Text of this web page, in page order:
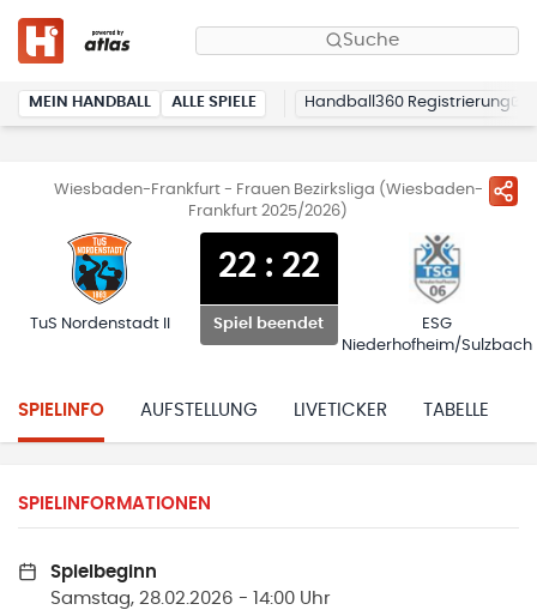
Suche
MEIN HANDBALL ALLE SPIELE Handball360 Registrierung
Wiesbaden-Frankfurt - Frauen Bezirksliga (Wiesbaden-
Frankfurt 2025/2026)
TuS Nordenstadt II
22: 22
Spiel beendet
ESG
Niederhofheim/Sulzbach
SPIELINFO AUFSTELLUNG LIVETICKER TABELLE
SPIELINFORMATIONEN
Spielbeginn
Samstag, 28.02.2026 - 14:00 Uhr